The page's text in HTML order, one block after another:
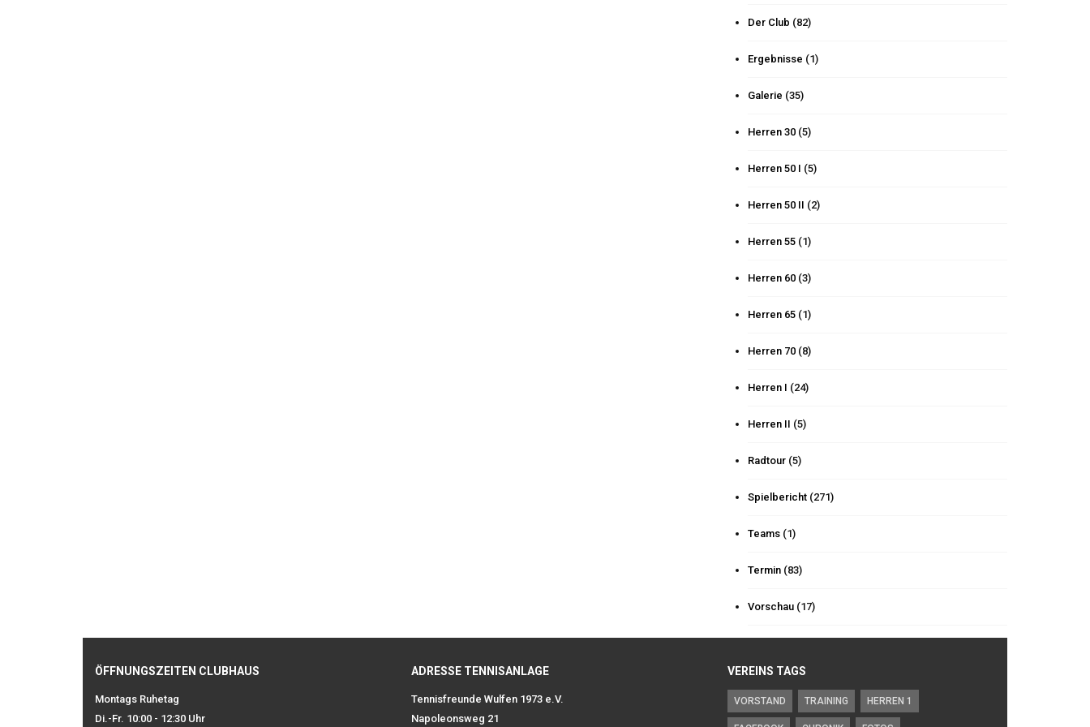
Der Club (82)
Ergebnisse (1)
Galerie (35)
Herren 30 (5)
Herren 50 I (5)
Herren 50 II (2)
Herren 55 (1)
Herren 60 (3)
Herren 65 (1)
Herren 70 (8)
Herren I (24)
Herren II (5)
Radtour (5)
Spielbericht (271)
Teams (1)
Termin (83)
Vorschau (17)
ÖFFNUNGSZEITEN CLUBHAUS
Montags Ruhetag
Di.-Fr. 10:00 - 12:30 Uhr
ADRESSE TENNISANLAGE
Tennisfreunde Wulfen 1973 e.V.
Napoleonsweg 21
VEREINS TAGS
VORSTAND TRAINING HERREN 1